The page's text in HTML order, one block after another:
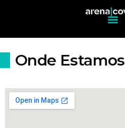
Onde Estamos